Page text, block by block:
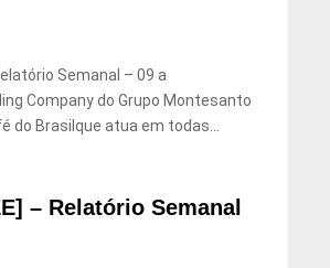
Semanal – 09 a
Company do Grupo Montesanto
do Brasilque atua em todas...
– Relatório Semanal